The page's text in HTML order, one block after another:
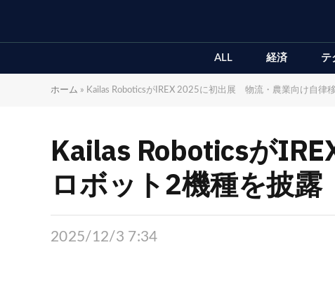
ALL 経済 テ
ホーム » Kailas RoboticsがIREX 2025に初出展 物流・農業向け自律
Kailas Roboticsが
ロボット2機種を披露
2025/12/3 7:34